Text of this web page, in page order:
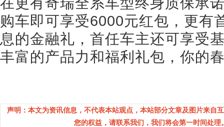
购车即可享受6000元红包，更有
息的金融礼，首任车主还可享受
丰富的产品力和福利礼包，你的
声明：本文为资讯信息，不代表本站观点，本站部分文章及图片来自
您的权益，请联系我们，我们将会第一时间处